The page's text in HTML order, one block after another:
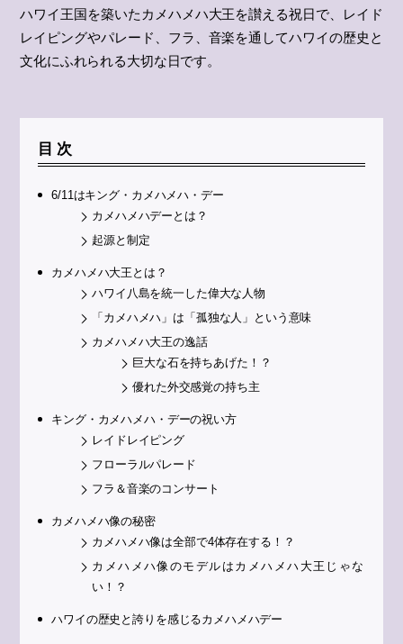
ハワイ王国を築いたカメハメハ大王を讃える祝日で、レイド
レイピングやパレード、フラ、音楽を通してハワイの歴史と
文化にふれられる大切な日です。
目次
6/11はキング・カメハメハ・デー
カメハメハデーとは？
起源と制定
カメハメハ大王とは？
ハワイ八島を統一した偉大な人物
「カメハメハ」は「孤独な人」という意味
カメハメハ大王の逸話
巨大な石を持ちあげた！？
優れた外交感覚の持ち主
キング・カメハメハ・デーの祝い方
レイドレイピング
フローラルパレード
フラ＆音楽のコンサート
カメハメハ像の秘密
カメハメハ像は全部で4体存在する！？
カメハメハ像のモデルはカメハメハ大王じゃな
い！？
ハワイの歴史と誇りを感じるカメハメハデー